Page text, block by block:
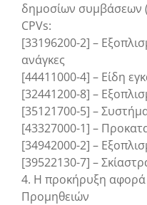
δημοσίων συμβάσεων
CPVs:
[33196200-2] –
ανάγκες
[44411000-4] – Είδη
[32441200-8] –
[35121700-5] –
[43327000-1] –
[34942000-2] –
[39522130-7] –
4. Η προκήρυξη
Προμηθειών